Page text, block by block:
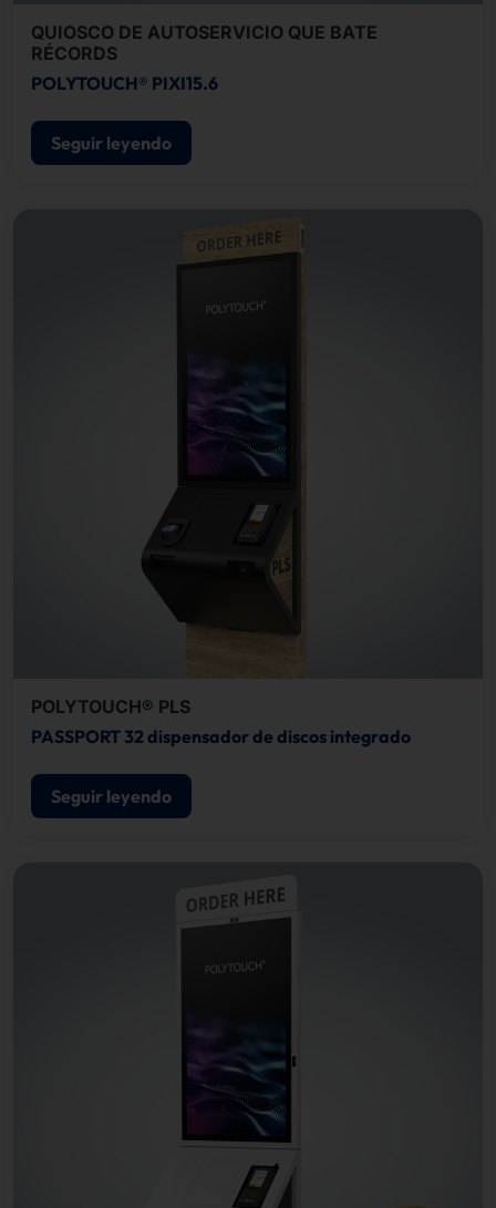
QUIOSCO DE AUTOSERVICIO QUE BATE
RÉCORDS
POLYTOUCH® PIXI15.6
Seguir leyendo
POLYTOUCH® PLS
PASSPORT 32 dispensador de discos integrado
Seguir leyendo